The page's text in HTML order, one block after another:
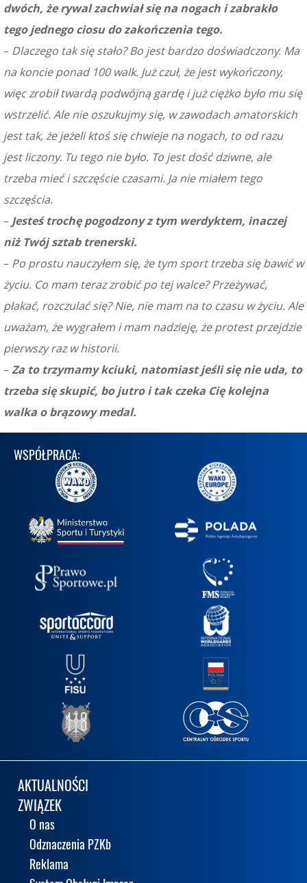
dwóch, że rywal zachwiał się na nogach i zabrakło
tego jednego ciosu do zakończenia tego.
– Dlaczego tak się stało? Bo jest bardzo doświadczony. Ma
na koncie ponad 100 walk. Już czuł, że jest wykończony,
więc zrobił twardą podwójną gardę i już ciężko było mu się
wstrzelić. Ale nie oszukujmy się, w zawodach amatorskich
jest tak, że jeżeli ktoś się chwieje na nogach, to od razu
jest liczony. Tu tego nie było. To jest dość dziwne, ale
trzeba mieć i szczęście czasami. Ja nie miałem tego
szczęścia.
– Jesteś trochę pogodzony z tym werdyktem, inaczej
niż Twój sztab trenerski.
– Po prostu nauczyłem się, że tym sport trzeba się bawić w
życiu. Co mam teraz zrobić po tej walce? Przeżywać,
płakać, rozczulać się? Nie, nie mam na to czasu w życiu. Ale
uważam, że wygrałem i mam nadzieję, że protest przejdzie
pierwszy raz w historii.
–Za to trzymamy kciuki, natomiast jeśli się nie uda, to
trzeba się skupić, bo jutro i tak czeka Cię kolejna
walka o brązowy medal.
WSPÓŁPRACA:
AKTUALNOŚCI
ZWIĄZEK
O nas
Odznaczenia PZKb
Reklama